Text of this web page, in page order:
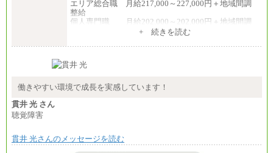
エリア総合職 月給217,000～227,000円＋地域間調
整給
個人専門職 月給202,000～202,000円＋地域間調
総合職 月給208,000～235,000円
※詳細はJTBキャリアサイトよりご確認ください。
総合職 月給220,000～230,000円＋地域間調整給
+ 続きを読む
働きやすい環境で成長を実感しています！
貫井 光 さん
聴覚障害
貫井 光さんのメッセージを読む